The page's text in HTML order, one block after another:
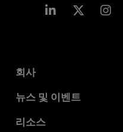
Linkedin
회사
AMD 소개
기업의 사회적 책임
뉴스 및 이벤트
뉴스룸
리소스